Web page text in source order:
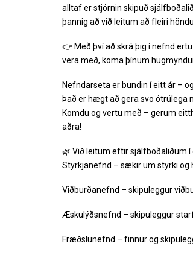
alltaf er stjórnin skipuð
þannig að við leitum að fleiri
👉 Með því að skrá þig í nefnd
vera með, koma þínum
Nefndarseta er bundin í eitt ár –
Það er hægt að gera svo ótrúlega
Komdu og vertu með – gerum
aðra!
🌿 Við leitum eftir sjálfboðaliðum
Styrkjanefnd – sækir um styrki og
Viðburðanefnd – skipuleggur
Æskulýðsnefnd – skipuleggur
Fræðslunefnd – finnur og